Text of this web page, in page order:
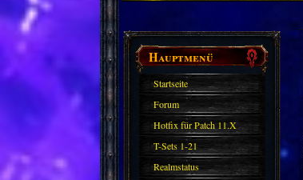
Hauptmenü
Startseite
Forum
Hotfix für Patch 11.X
T-Sets 1-21
Realmstatus